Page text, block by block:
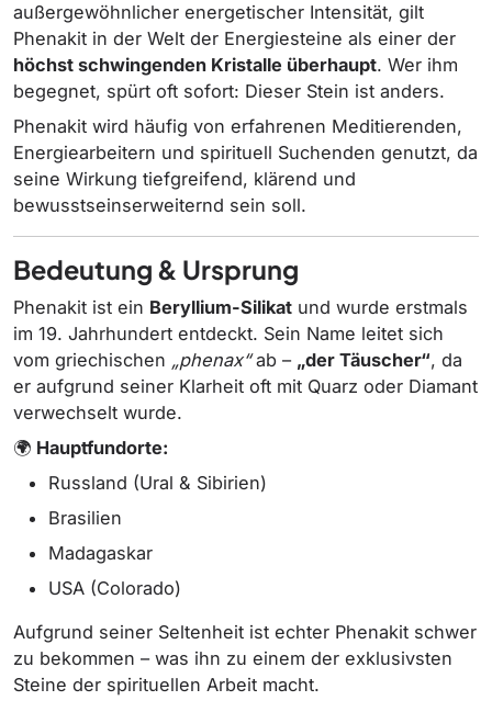
außergewöhnlicher energetischer Intensität, gilt
Phenakit in der Welt der Energiesteine als einer der
höchst schwingenden Kristalle überhaupt. Wer ihm
begegnet, spürt oft sofort: Dieser Stein ist anders.
Phenakit wird häufig von erfahrenen Meditierenden,
Energiearbeitern und spirituell Suchenden genutzt, da
seine Wirkung tiefgreifend, klärend und
bewusstseinserweiternd sein soll.
Bedeutung & Ursprung
Phenakit ist ein Beryllium-Silikat und wurde erstmals
im 19. Jahrhundert entdeckt. Sein Name leitet sich
vom griechischen „phenax“ab – „der Täuscher“, da
er aufgrund seiner Klarheit oft mit Quarz oder Diamant
verwechselt wurde.
🌍 Hauptfundorte:
Russland (Ural & Sibirien)
Brasilien
Madagaskar
USA (Colorado)
Aufgrund seiner Seltenheit ist echter Phenakit schwer
zu bekommen – was ihn zu einem der exklusivsten
Steine der spirituellen Arbeit macht.